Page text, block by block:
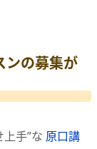
ンの募集が
手”な 原口講